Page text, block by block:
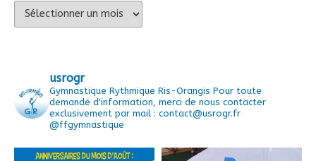
Archives
usrogr
Gymnastique Rythmique Ris-Orangis Pour toute
demande d'information, merci de nous contacter
exclusivement par mail : contact@usrogr.fr
@ffgymnastique